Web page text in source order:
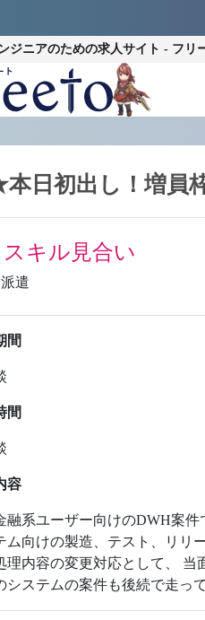
ジニアのための求人サイト - フリ
本日初出し！増員
スキル見合い
派遣
間
間
容
融系ユーザー向けのDWH案
ム向けの製造、テスト、リリ
理内容の変更対応として、
システムの案件も後続で走っ